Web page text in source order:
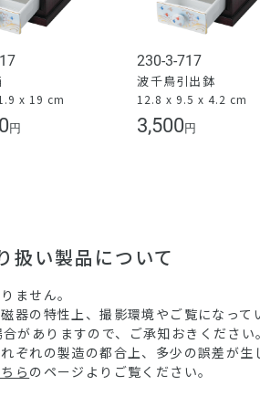
x 19 cm
円
230-3-717
波千鳥引出鉢
12.8 x 9.5 x 4.2 cm
3,500 円
扱い製品について
ません。
器の特性上、撮影環境やご覧になって
がありますので、ご承知おきください。
ぞれの製造の都合上、多少の誤差が生
らのページよりご覧ください。